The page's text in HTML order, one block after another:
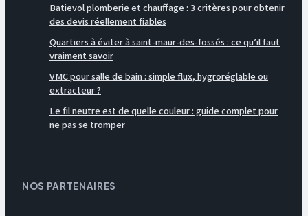
Batievol plomberie et chauffage : 3 critères pour obtenir
des devis réellement fiables
Quartiers à éviter à saint-maur-des-fossés : ce qu’il faut
vraiment savoir
VMC pour salle de bain : simple flux, hygroréglable ou
extracteur ?
Le fil neutre est de quelle couleur : guide complet pour
ne pas se tromper
NOS PARTENAIRES